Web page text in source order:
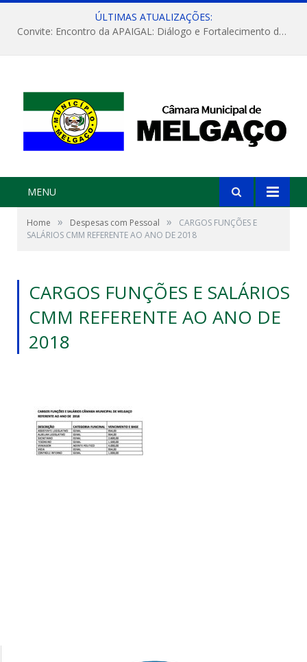
ÚLTIMAS ATUALIZAÇÕES:
Convite: Encontro da APAIGAL: Diálogo e Fortalecimento da Agricultura Familiar
MENU
Home » Despesas com Pessoal »
CARGOS FUNÇÕES E
SALÁRIOS CMM REFERENTE AO ANO DE 2018
CARGOS FUNÇÕES E SALÁRIOS
CMM REFERENTE AO ANO DE
2018